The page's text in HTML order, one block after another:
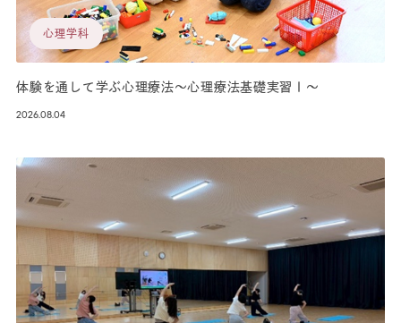
心理学科
体験を通して学ぶ心理療法～心理療法基礎実習Ⅰ～
2026.08.04